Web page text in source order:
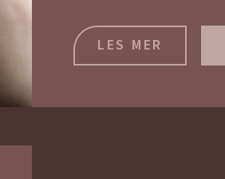
LES MER